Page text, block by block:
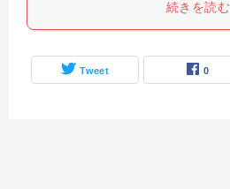
続きを読む
Tweet 0